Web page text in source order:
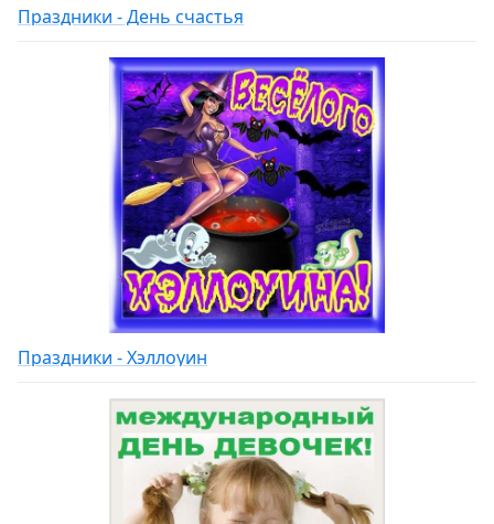
Праздники - День счастья
Праздники - Хэллоуин